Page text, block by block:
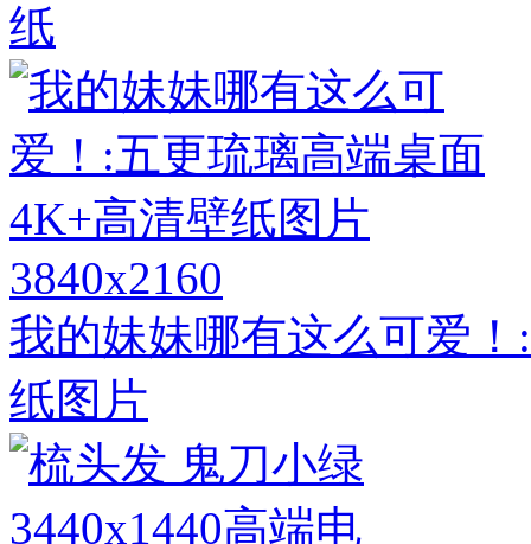
纸
3840x2160
我的妹妹哪有这么可爱
纸图片